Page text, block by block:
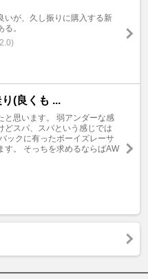
いが、久し振りに購入する新
。
(良くも ...
と思います。 弱アンダーな感
どスパ、スパという感じでは
ックに有ったボーイズレーサ
す。 そっちを求めるならばAW